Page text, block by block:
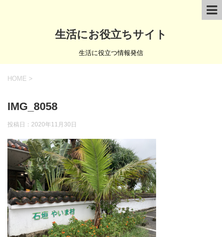
生活にお役立ちサイト
生活に役立つ情報発信
HOME >
IMG_8058
投稿日： 2020年11月30日